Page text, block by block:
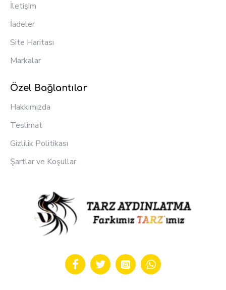
İletişim
İadeler
Site Haritası
Markalar
Özel Bağlantılar
Hakkımızda
Teslimat
Gizlilik Politikası
Şartlar ve Koşullar